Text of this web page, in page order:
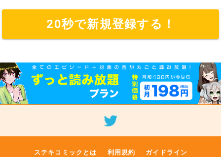
20秒で新規登録する！
ステキコミックとは 利用規約 ガイドライン